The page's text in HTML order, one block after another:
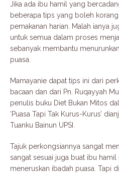
Jika ada ibu hamil yang
beberapa tips yang boleh
pemakanan harian. Malah ianya
untuk semua dalam proses
sebanyak membantu
puasa.
Mamayanie dapat tips ini dari
bacaan dan dari Pn. Ruqayyah
penulis buku Diet Bukan Mitos
‘Puasa Tapi Tak Kurus-Kurus’
Tuanku Bainun UPSI.
Tajuk perkongsiannya sangat
sangat sesuai juga buat ibu
meneruskan ibadah puasa. Tapi